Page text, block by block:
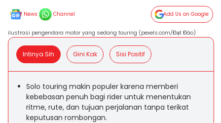
News Channel Add Us on Google
ilustrasi pengendara motor yang sedang touring (pexels.com/Đạt Đào)
Intinya Sih Gini Kak Sisi Positif
Solo touring makin populer karena memberi
kebebasan penuh bagi rider untuk menentukan
ritme, rute, dan tujuan perjalanan tanpa terikat
keputusan rombongan.